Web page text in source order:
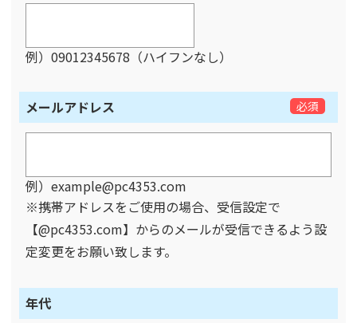
例）09012345678（ハイフンなし）
メールアドレス 必須
例）example@pc4353.com
※携帯アドレスをご使用の場合、受信設定で
【@pc4353.com】からのメールが受信できるよう設
定変更をお願い致します。
年代